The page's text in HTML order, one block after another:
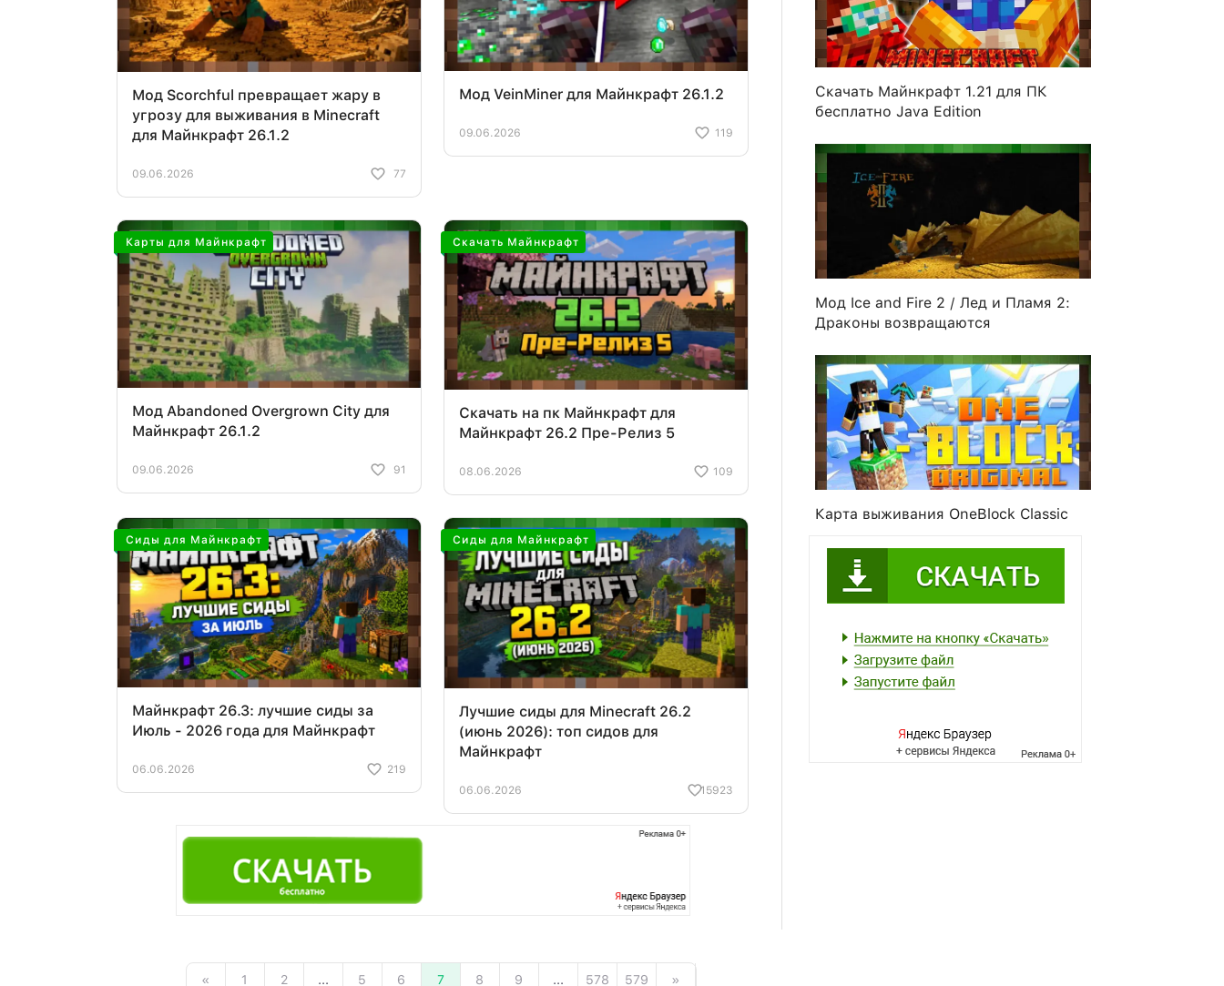
Мод Scorchful превращает жару в
угрозу для выживания в Minecraft
для Майнкрафт 26.1.2
09.06.2026 77
Мод VeinMiner для Майнкрафт 26.1.2
09.06.2026 119
Карты для Майнкрафт
Мод Abandoned Overgrown City для
Майнкрафт 26.1.2
09.06.2026 91
Скачать Майнкрафт
Скачать на пк Майнкрафт для
Майнкрафт 26.2 Пре-Релиз 5
08.06.2026 109
Сиды для Майнкрафт
Майнкрафт 26.3: лучшие сиды за
Июль - 2026 года для Майнкрафт
06.06.2026 219
Сиды для Майнкрафт
Лучшие сиды для Minecraft 26.2
(июнь 2026): топ сидов для
Майнкрафт
06.06.2026 15923
« 1 2 ... 5 6 7 8 9 ... 578 579 »
Скачать Майнкрафт 1.21 для ПК
бесплатно Java Edition
Мод Ice and Fire 2 / Лед и Пламя 2:
Драконы возвращаются
Карта выживания OneBlock Classic